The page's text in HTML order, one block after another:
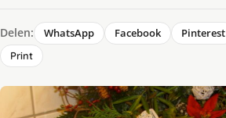
Delen: WhatsApp Facebook Pinterest
Print